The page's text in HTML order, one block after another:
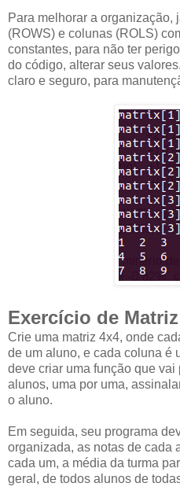
Para melhorar a organização,
(ROWS) e colunas (ROLS)
constantes, para não ter
do código, alterar seus
claro e seguro, para
Exercício de
Crie uma matriz 4x4, onde
de um aluno, e cada coluna é
deve criar uma função que
alunos, uma por uma,
o aluno.
Em seguida, seu programa
organizada, as notas de cada
cada um, a média da turma
geral, de todos alunos de